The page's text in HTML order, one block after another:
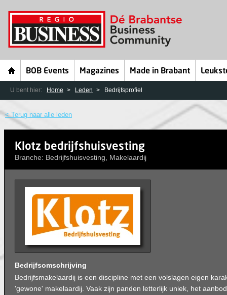
BOB Events Magazines Made in Brabant
U bent hier: Home Leden Bedrijfsprofiel
< Terug naar alle leden
Klotz bedrijfshuisvesting
Branche: Bedrijfshuisvesting, Makelaardij
Bedrijfsomschrijving
Bedrijfsmakelaardij is een discipline met een volslagen eigen
'gewone' makelaardij. Vaak zijn panden letterlijk uniek, het